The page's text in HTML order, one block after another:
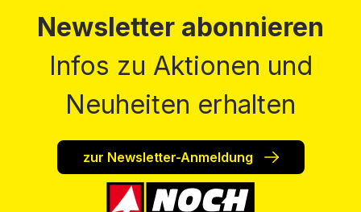
Newsletter abonnieren
Infos zu Aktionen und
Neuheiten erhalten
zur Newsletter-Anmeldung